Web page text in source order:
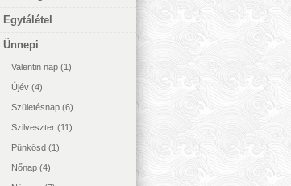
Egytálétel
Ünnepi
Valentin nap (1)
Újév (4)
Születésnap (6)
Szilveszter (11)
Pünkösd (1)
Nőnap (4)